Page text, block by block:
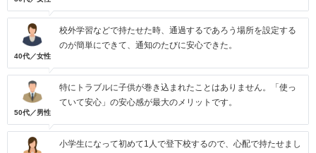
40代／女性
校外学習などで持たせた時、通過するであろう場所を設定する
のが簡単にできて、通知のたびに安心できた。
50代／男性
特にトラブルに子供が巻き込まれたことはありません。「使っ
ていて安心」の安心感が最大のメリットです。
小学生になって初めて1人で登下校するので、心配で持たせまし